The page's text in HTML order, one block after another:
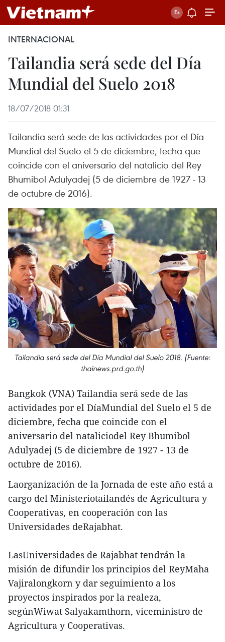
INTERNACIONAL
Tailandia será sede del Día
Mundial del Suelo 2018
18/07/2018 01:31
Tailandia será sede de las actividades por el Día
Mundial del Suelo el 5 de diciembre, fecha que
coincide con el aniversario del natalicio del Rey
Bhumibol Adulyadej (5 de diciembre de 1927 - 13
de octubre de 2016).
Tailandia será sede del Día Mundial del Suelo 2018. (Fuente:
thainews.prd.go.th)
Bangkok (VNA) Tailandia será sede de las
actividades por el DíaMundial del Suelo el 5 de
diciembre, fecha que coincide con el
aniversario del nataliciodel Rey Bhumibol
Adulyadej (5 de diciembre de 1927 - 13 de
octubre de 2016).
Laorganización de la Jornada de este año está a
cargo del Ministeriotailandés de Agricultura y
Cooperativas, en cooperación con las
Universidades deRajabhat.
LasUniversidades de Rajabhat tendrán la
misión de difundir los principios del ReyMaha
Vajiralongkorn y dar seguimiento a los
proyectos inspirados por la realeza,
segúnWiwat Salyakamthorn, viceministro de
Agricultura y Cooperativas.